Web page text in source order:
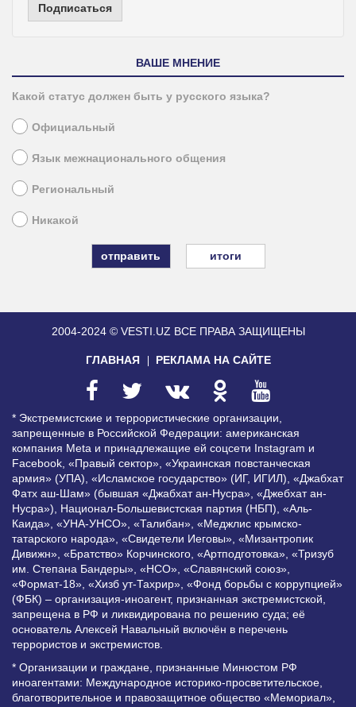
Подписаться
ВАШЕ МНЕНИЕ
Какой статус должен быть у русского языка?
Официальный
Язык межнационального общения
Региональный
Никакой
итоги
2004-2024 © VESTI.UZ ВСЕ ПРАВА ЗАЩИЩЕНЫ
ГЛАВНАЯ РЕКЛАМА НА САЙТЕ
* Экстремистские и террористические организации,
запрещенные в Российской Федерации: американская
компания Meta и принадлежащие ей соцсети Instagram и
Facebook, «Правый сектор», «Украинская повстанческая
армия» (УПА), «Исламское государство» (ИГ, ИГИЛ), «Джабхат
Фатх аш-Шам» (бывшая «Джабхат ан-Нусра», «Джебхат ан-
Нусра»), Национал-Большевистская партия (НБП), «Аль-
Каида», «УНА-УНСО», «Талибан», «Меджлис крымско-
татарского народа», «Свидетели Иеговы», «Мизантропик
Дивижн», «Братство» Корчинского, «Артподготовка», «Тризуб
им. Степана Бандеры», «НСО», «Славянский союз»,
«Формат-18», «Хизб ут-Тахрир», «Фонд борьбы с коррупцией»
(ФБК) – организация-иноагент, признанная экстремистской,
запрещена в РФ и ликвидирована по решению суда; её
основатель Алексей Навальный включён в перечень
террористов и экстремистов.
* Организации и граждане, признанные Минюстом РФ
иноагентами: Международное историко-просветительское,
благотворительное и правозащитное общество «Мемориал»,